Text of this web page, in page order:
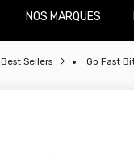
NOS MARQUES
Best Sellers Go Fast